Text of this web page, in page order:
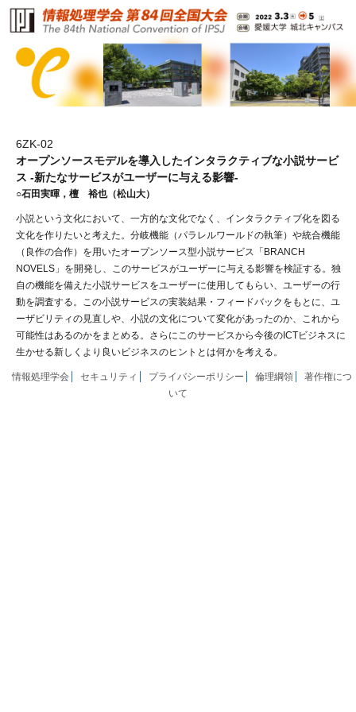
6ZK-02
オープンソースモデルを導入したインタラクティブな小説サービ
ス -新たなサービスがユーザーに与える影響-
○石田実暉，檀 裕也（松山大）
小説という文化において、一方的な文化でなく、インタラクティブ化を図る
文化を作りたいと考えた。分岐機能（パラレルワールドの執筆）や統合機能
（良作の合作）を用いたオープンソース型小説サービス「BRANCH
NOVELS」を開発し、このサービスがユーザーに与える影響を検証する。独
自の機能を備えた小説サービスをユーザーに使用してもらい、ユーザーの行
動を調査する。この小説サービスの実装結果・フィードバックをもとに、ユ
ーザビリティの見直しや、小説の文化について変化があったのか、これから
可能性はあるのかをまとめる。さらにこのサービスから今後のICTビジネスに
生かせる新しくより良いビジネスのヒントとは何かを考える。
情報処理学会 セキュリティ プライバシーポリシー 倫理綱領
著作権につ
いて